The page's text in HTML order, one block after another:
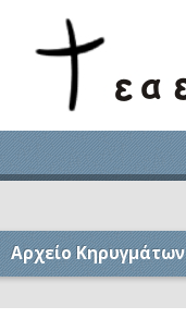
Αρχείο Κηρυγμάτων